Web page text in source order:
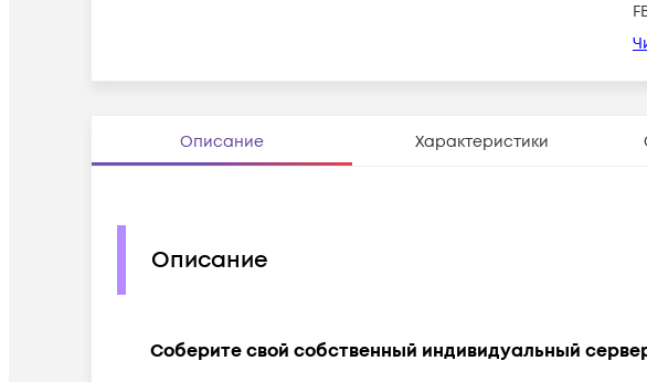
Описание Характеристики
Описание
Соберите свой собственный индивидуальный